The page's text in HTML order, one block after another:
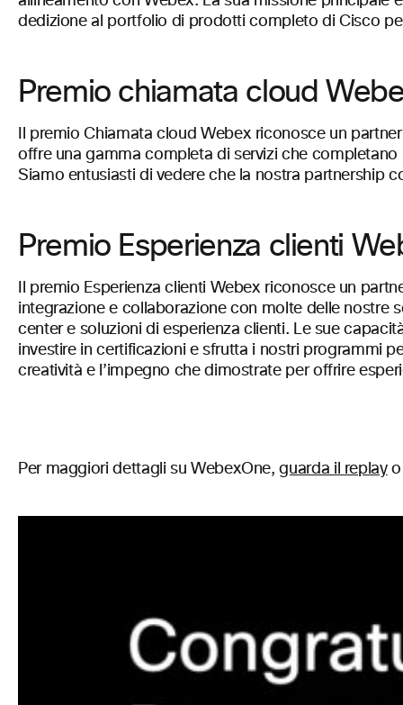
dedizione al portfolio di prodotti completo di Cisco
Premio chiamata cloud
Il premio Chiamata cloud Webex riconosce un
offre una gamma completa di servizi che
Siamo entusiasti di vedere che la nostra partnership
Premio Esperienza clienti
Il premio Esperienza clienti Webex riconosce un
integrazione e collaborazione con molte delle nostre
center e soluzioni di esperienza clienti. Le sue
investire in certificazioni e sfrutta i nostri programmi
creatività e l’impegno che dimostrate per offrire
Per maggiori dettagli su WebexOne,guarda il replay